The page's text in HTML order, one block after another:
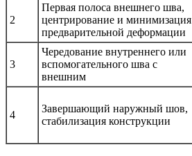
2
Первая полоса внешнего шва,
центрирование и минимизация
предварительной деформации
3
Чередование внутреннего или
вспомогательного шва с
внешним
4
Завершающий наружный шов,
стабилизация конструкции